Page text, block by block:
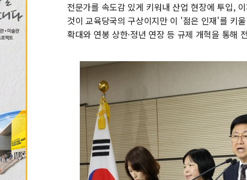
전문가를 속도감 있게 키워내 산업 현장에 투입,
것이 교육당국의 구상이지만 이 '젊은 인재'를 키
확대와 연봉 상한·정년 연장 등 규제 개혁을 통해